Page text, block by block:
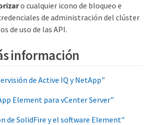
o cualquier icono de bloqueo e
de administración del clúster
de uso de las API.
información
de Active IQ y NetApp"
Element para vCenter Server"
de SolidFire y el software Element"